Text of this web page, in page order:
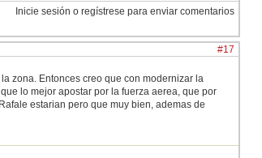
Inicie sesión o regístrese para enviar comentarios
#17
zona. Entonces creo que con modernizar la
lo mejor apostar por la fuerza aerea, que por
estarian pero que muy bien, ademas de